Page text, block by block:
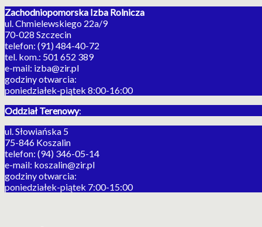
Zachodniopomorska Izba Rolnicza
ul. Chmielewskiego 22a/9
70-028 Szczecin
telefon: (91) 484-40-72
tel. kom.: 501 652 389
e-mail: izba@zir.pl
godziny otwarcia:
poniedziałek-piątek 8:00-16:00
Oddział Terenowy:
ul. Słowiańska 5
75-846 Koszalin
telefon: (94) 346-05-14
e-mail: koszalin@zir.pl
godziny otwarcia:
poniedziałek-piątek 7:00-15:00